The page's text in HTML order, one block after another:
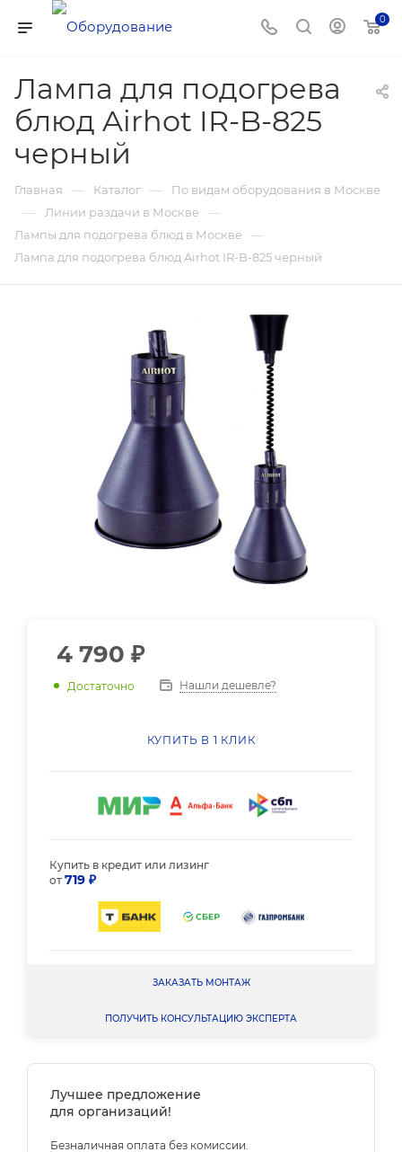
0
Лампа для подогрева
блюд Airhot IR-B-825
черный
Главная — Каталог — По видам оборудования в Москве
— Линии раздачи в Москве —
Лампы для подогрева блюд в Москве —
Лампа для подогрева блюд Airhot IR-B-825 черный
4 790 ₽
Достаточно Нашли дешевле?
КУПИТЬ В 1 КЛИК
Купить в кредит или лизинг
от 719 ₽
ЗАКАЗАТЬ МОНТАЖ
ПОЛУЧИТЬ КОНСУЛЬТАЦИЮ ЭКСПЕРТА
Лучшее предложение
для организаций!
Безналичная оплата без комиссии.